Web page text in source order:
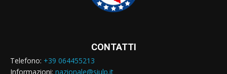
CONTATTI
Telefono: +39 064455213
Informazioni: nazionale@siulp.it